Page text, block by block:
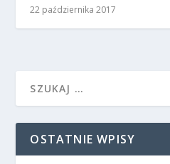
22 października 2017
OSTATNIE WPISY